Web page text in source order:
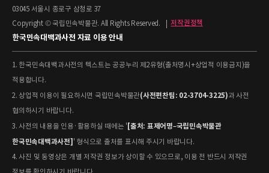
03045 서울시 종로구 삼청로 37
Copyright © 국립민속박물관. All Rights Reserved.
저작권정책
한국민속대백과사전 자료 이용 안내
1. 한국민속대백과사전의 텍스트는 공공누리 제2유형(출처명시+상업적 이용금지)을
적용합니다.
2. 상업적 이용이 필요하시면 국립민속박물관(사전편찬팀: 02-3704-3225)과 사전
협의하시기 바랍니다.
3. 사전의 내용을 인용·활용하실 때에는 '[출처: 표제어명–국립민속박물관
한국민속대백과사전]' 형식으로 출처를 표시해 주시기 바랍니다.
4. 사진 및 동영상은 개별 저작권 정보가 상이할 수 있으므로, 이용 전 반드시 저작권